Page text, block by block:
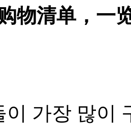
物清单，一
이 가장 많이